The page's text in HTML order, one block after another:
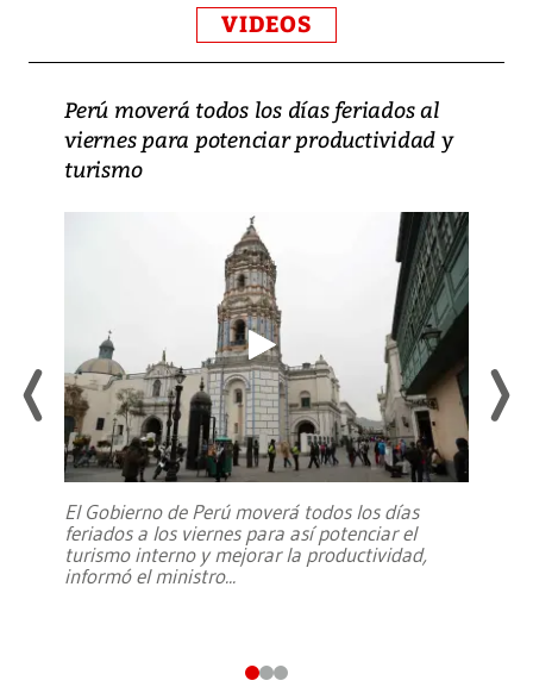
VIDEOS
Perú moverá todos los días feriados al
viernes para potenciar productividad y
turismo
El Gobierno de Perú moverá todos los días
feriados a los viernes para así potenciar el
turismo interno y mejorar la productividad,
informó el ministro...